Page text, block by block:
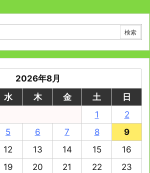
2026年8月
水 木 金 土
日
1
2
5 6 7 8
9
12 13 14 15
16
19 20 21 22
23